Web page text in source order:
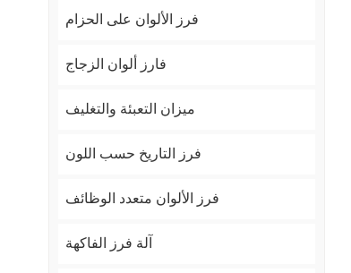
فرز الألوان على الحزام
فارز ألوان الزجاج
ميزان التعبئة والتغليف
فرز التاريخ حسب اللون
فرز الألوان متعدد الوظائف
آلة فرز الفاكهة